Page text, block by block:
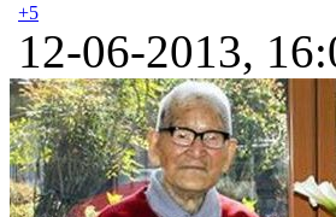
+5
12-06-2013,